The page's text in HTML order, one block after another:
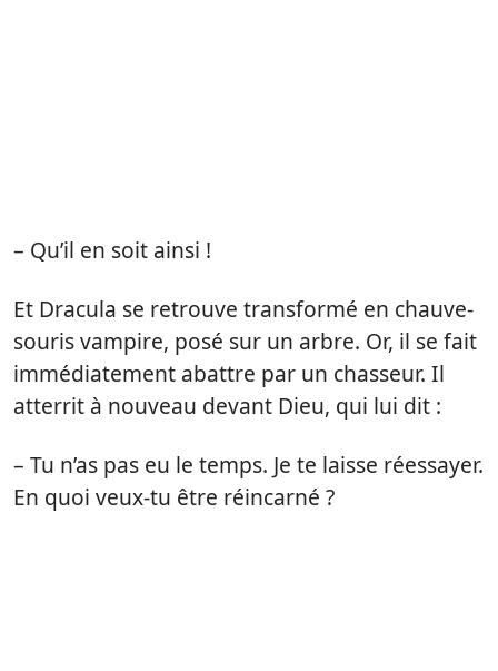
– Qu’il en soit ainsi !
Et Dracula se retrouve transformé en chauve-
souris vampire, posé sur un arbre. Or, il se fait
immédiatement abattre par un chasseur. Il
atterrit à nouveau devant Dieu, qui lui dit :
– Tu n’as pas eu le temps. Je te laisse réessayer.
En quoi veux-tu être réincarné ?